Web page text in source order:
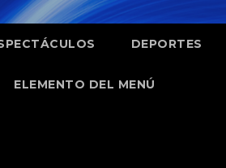
DEPORTES
ELEMENTO DEL MENÚ